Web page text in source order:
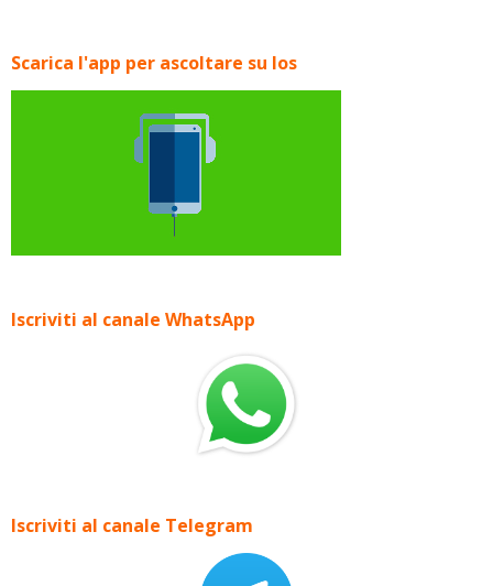
Scarica l'app per ascoltare su Ios
Iscriviti al canale WhatsApp
Iscriviti al canale Telegram